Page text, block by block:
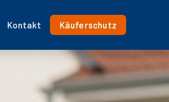
Kontakt Käuferschutz